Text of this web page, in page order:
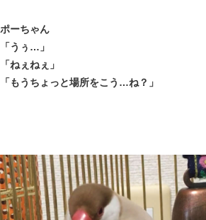
ポーちゃん
「うぅ…」
「ねぇねぇ」
「もうちょっと場所をこう…ね？」